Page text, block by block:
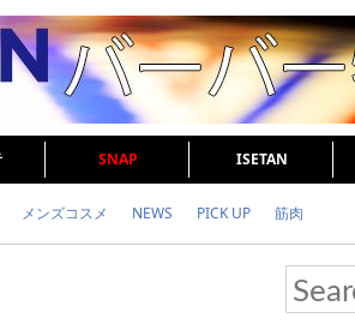
SNAP ISETAN
メンズコスメ NEWS PICK UP 筋肉
頭皮ケア